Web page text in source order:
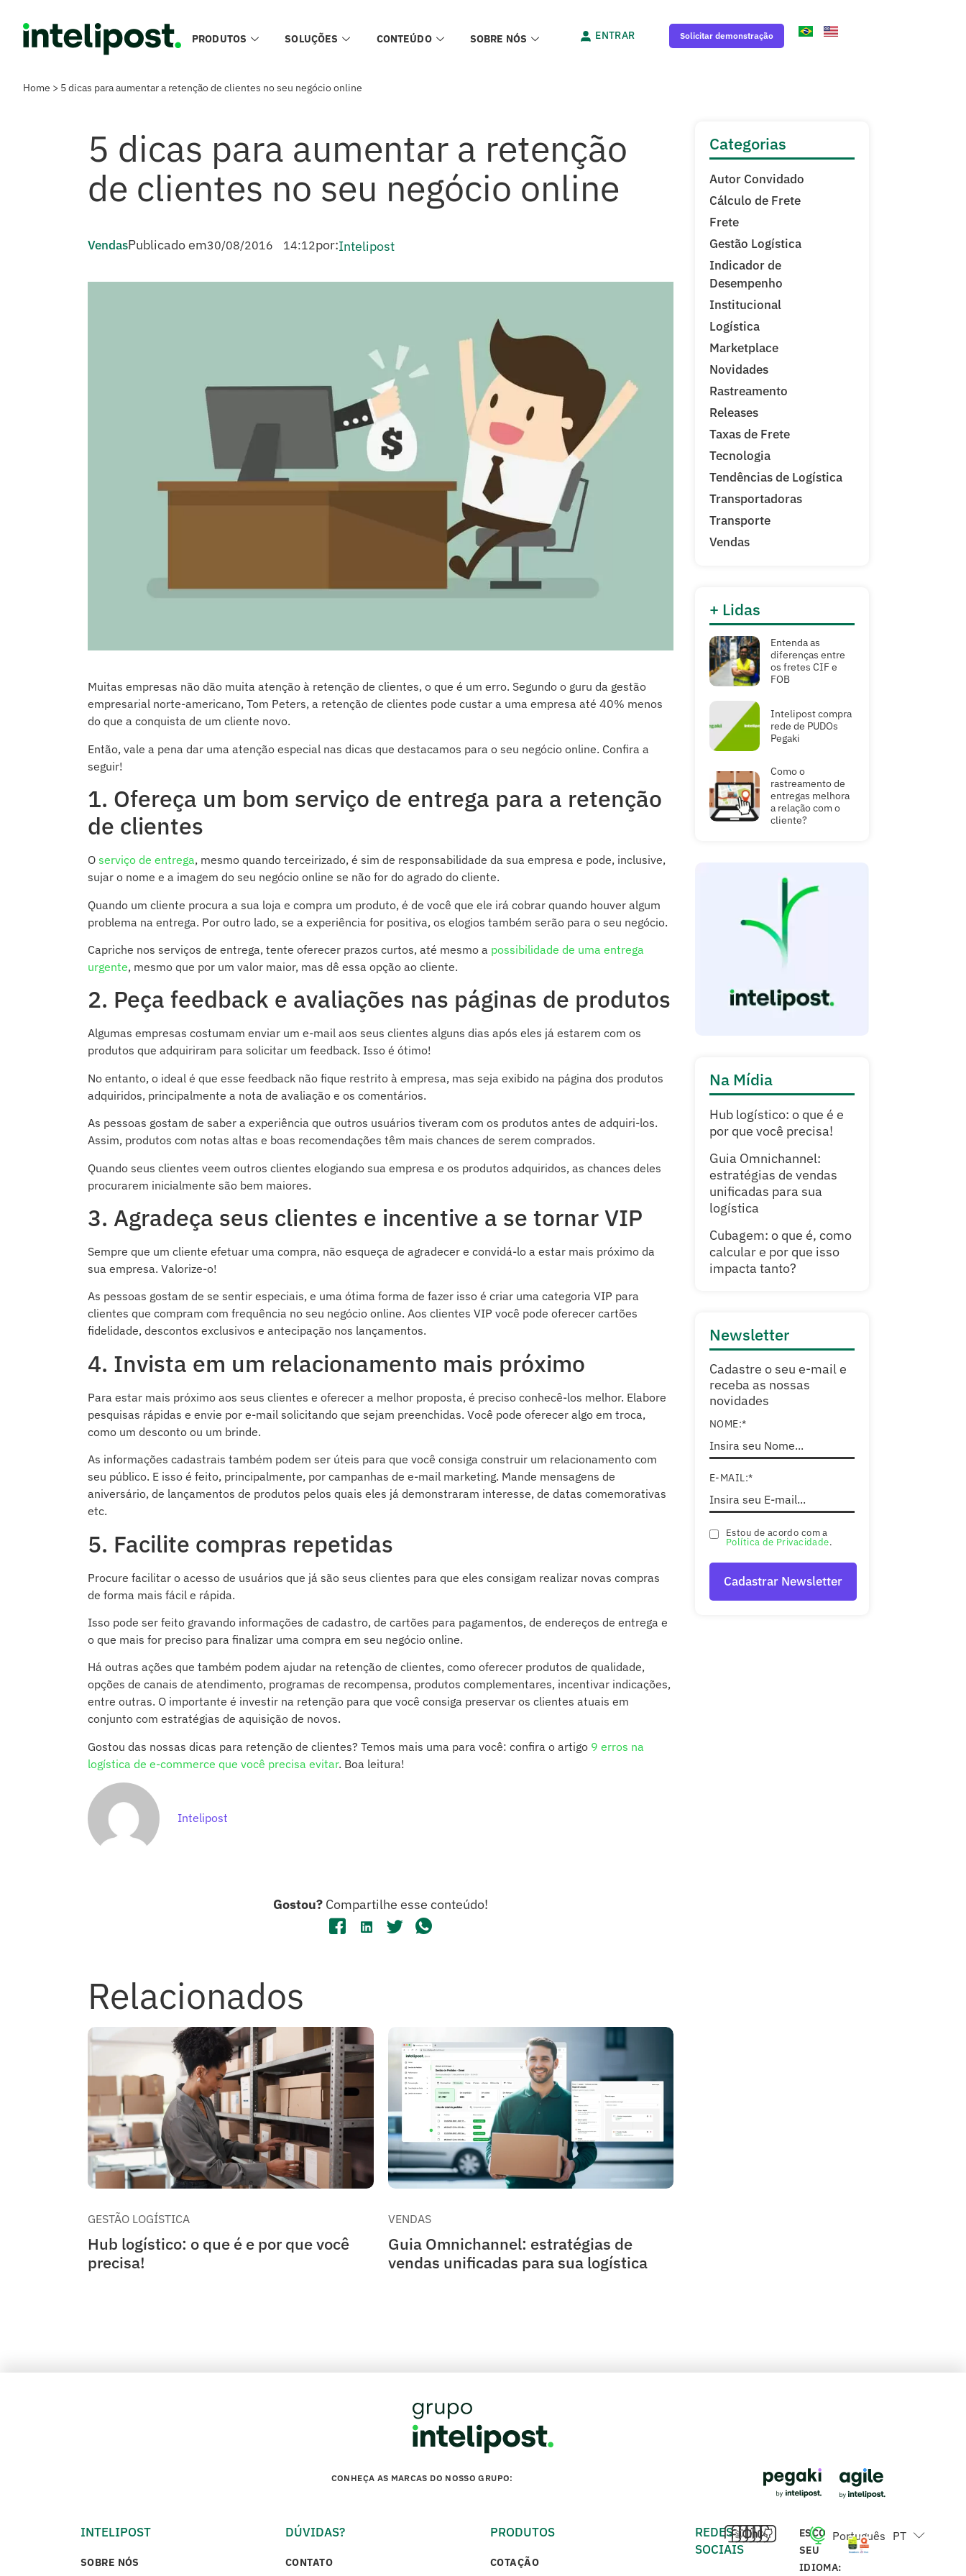
PRODUTOS SOLUÇÕES CONTEÚDO SOBRE NÓS ENTRAR Solicitar demonstração
Home > 5 dicas para aumentar a retenção de clientes no seu negócio online
5 dicas para aumentar a retenção
de clientes no seu negócio online
VendasPublicado em30/08/2016 14:12por:Intelipost
Muitas empresas não dão muita atenção à retenção de clientes, o que é um erro. Segundo o guru da gestão
empresarial norte-americano, Tom Peters, a retenção de clientes pode custar a uma empresa até 40% menos
do que a conquista de um cliente novo.
Então, vale a pena dar uma atenção especial nas dicas que destacamos para o seu negócio online. Confira a
seguir!
1. Ofereça um bom serviço de entrega para a retenção
de clientes
O serviço de entrega, mesmo quando terceirizado, é sim de responsabilidade da sua empresa e pode, inclusive,
sujar o nome e a imagem do seu negócio online se não for do agrado do cliente.
Quando um cliente procura a sua loja e compra um produto, é de você que ele irá cobrar quando houver algum
problema na entrega. Por outro lado, se a experiência for positiva, os elogios também serão para o seu negócio.
Capriche nos serviços de entrega, tente oferecer prazos curtos, até mesmo a possibilidade de uma entrega
urgente, mesmo que por um valor maior, mas dê essa opção ao cliente.
2. Peça feedback e avaliações nas páginas de produtos
Algumas empresas costumam enviar um e-mail aos seus clientes alguns dias após eles já estarem com os
produtos que adquiriram para solicitar um feedback. Isso é ótimo!
No entanto, o ideal é que esse feedback não fique restrito à empresa, mas seja exibido na página dos produtos
adquiridos, principalmente a nota de avaliação e os comentários.
As pessoas gostam de saber a experiência que outros usuários tiveram com os produtos antes de adquiri-los.
Assim, produtos com notas altas e boas recomendações têm mais chances de serem comprados.
Quando seus clientes veem outros clientes elogiando sua empresa e os produtos adquiridos, as chances deles
procurarem inicialmente são bem maiores.
3. Agradeça seus clientes e incentive a se tornar VIP
Sempre que um cliente efetuar uma compra, não esqueça de agradecer e convidá-lo a estar mais próximo da
sua empresa. Valorize-o!
As pessoas gostam de se sentir especiais, e uma ótima forma de fazer isso é criar uma categoria VIP para
clientes que compram com frequência no seu negócio online. Aos clientes VIP você pode oferecer cartões
fidelidade, descontos exclusivos e antecipação nos lançamentos.
4. Invista em um relacionamento mais próximo
Para estar mais próximo aos seus clientes e oferecer a melhor proposta, é preciso conhecê-los melhor. Elabore
pesquisas rápidas e envie por e-mail solicitando que sejam preenchidas. Você pode oferecer algo em troca,
como um desconto ou um brinde.
As informações cadastrais também podem ser úteis para que você consiga construir um relacionamento com
seu público. E isso é feito, principalmente, por campanhas de e-mail marketing. Mande mensagens de
aniversário, de lançamentos de produtos pelos quais eles já demonstraram interesse, de datas comemorativas
etc.
5. Facilite compras repetidas
Procure facilitar o acesso de usuários que já são seus clientes para que eles consigam realizar novas compras
de forma mais fácil e rápida.
Isso pode ser feito gravando informações de cadastro, de cartões para pagamentos, de endereços de entrega e
o que mais for preciso para finalizar uma compra em seu negócio online.
Há outras ações que também podem ajudar na retenção de clientes, como oferecer produtos de qualidade,
opções de canais de atendimento, programas de recompensa, produtos complementares, incentivar indicações,
entre outras. O importante é investir na retenção para que você consiga preservar os clientes atuais em
conjunto com estratégias de aquisição de novos.
Gostou das nossas dicas para retenção de clientes? Temos mais uma para você: confira o artigo 9 erros na
logística de e-commerce que você precisa evitar. Boa leitura!
Intelipost
Gostou? Compartilhe esse conteúdo!
Relacionados
GESTÃO LOGÍSTICA
Hub logístico: o que é e por que você
precisa!
VENDAS
Guia Omnichannel: estratégias de
vendas unificadas para sua logística
Categorias
Autor Convidado
Cálculo de Frete
Frete
Gestão Logística
Indicador de
Desempenho
Institucional
Logística
Marketplace
Novidades
Rastreamento
Releases
Taxas de Frete
Tecnologia
Tendências de Logística
Transportadoras
Transporte
Vendas
+ Lidas
Entenda as
diferenças entre
os fretes CIF e
FOB
Intelipost compra
rede de PUDOs
Pegaki
Como o
rastreamento de
entregas melhora
a relação com o
cliente?
Na Mídia
Hub logístico: o que é e
por que você precisa!
Guia Omnichannel:
estratégias de vendas
unificadas para sua
logística
Cubagem: o que é, como
calcular e por que isso
impacta tanto?
Newsletter
Cadastre o seu e-mail e
receba as nossas
novidades
NOME:*
E-MAIL:*
Estou de acordo com a
Política de Privacidade.
CONHEÇA AS MARCAS DO NOSSO GRUPO:
INTELIPOST
SOBRE NÓS
DÚVIDAS?
CONTATO
PRODUTOS
COTAÇÃO
REDES
SOCIAIS
ESCOLHA
SEU
IDIOMA:
Português PT
English EN